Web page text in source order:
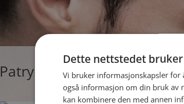
Patryk, single mann fra
Dette nettstedet
Vi bruker informasjonskapsler for
også informasjon om din bruk av
kan kombinere den med annen